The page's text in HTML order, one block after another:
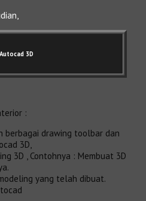
3D
:
berbagai drawing toolbar dan
3D,
3D , Contohnya : Membuat 3D
yang telah dibuat.